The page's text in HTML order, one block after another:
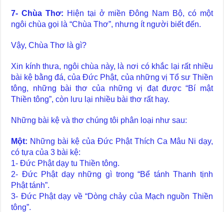
7- Chùa Thơ: Hiện tại ở miền Đông Nam Bộ, có một
ngôi chùa gọi là “Chùa Thơ”, nhưng ít người biết đến.
Vậy, Chùa Thơ là gì?
Xin kính thưa, ngôi chùa này, là nơi có khắc lại rất nhiều
bài kệ bằng đá, của Đức Phật, của những vị Tổ sư Thiền
tông, những bài thơ của những vị đạt được “Bí mật
Thiền tông”, còn lưu lại nhiều bài thơ rất hay.
Những bài kệ và thơ chúng tôi phân loại như sau:
Một: Những bài kệ của Đức Phật Thích Ca Mâu Ni dạy,
có tựa của 3 bài kệ:
1- Đức Phật dạy tu Thiền tông.
2- Đức Phật dạy những gì trong “Bể tánh Thanh tịnh
Phật tánh”.
3- Đức Phật dạy về “Dòng chảy của Mạch nguồn Thiền
tông”.